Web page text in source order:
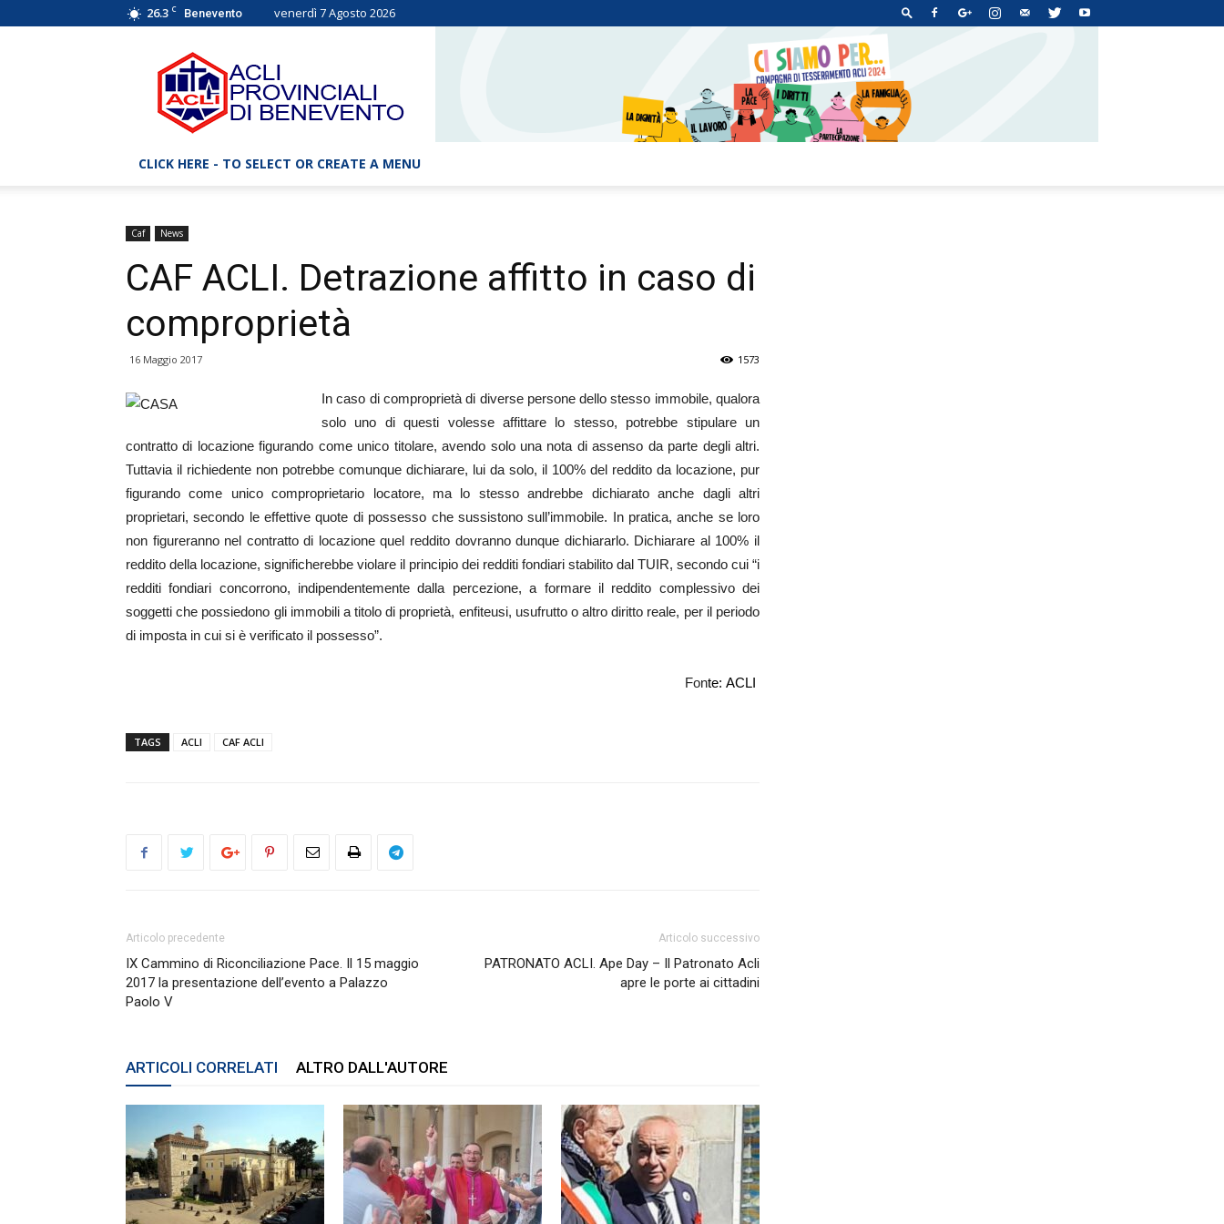
26.3 C Benevento venerdì 7 Agosto 2026
ACLI
Benevento
–
Associazioni
Cristiane
Lavoratori
CLICK HERE - TO SELECT OR CREATE A MENU
Caf News
CAF ACLI. Detrazione affitto in caso di
comproprietà
16 Maggio 2017 1573
In caso di comproprietà di diverse persone dello stesso immobile, qualora
solo uno di questi volesse affittare lo stesso, potrebbe stipulare un
contratto di locazione figurando come unico titolare, avendo solo una nota di assenso da parte degli altri.
Tuttavia il richiedente non potrebbe comunque dichiarare, lui da solo, il 100% del reddito da locazione, pur
figurando come unico comproprietario locatore, ma lo stesso andrebbe dichiarato anche dagli altri
proprietari, secondo le effettive quote di possesso che sussistono sull’immobile. In pratica, anche se loro
non figureranno nel contratto di locazione quel reddito dovranno dunque dichiararlo. Dichiarare al 100% il
reddito della locazione, significherebbe violare il principio dei redditi fondiari stabilito dal TUIR, secondo cui “i
redditi fondiari concorrono, indipendentemente dalla percezione, a formare il reddito complessivo dei
soggetti che possiedono gli immobili a titolo di proprietà, enfiteusi, usufrutto o altro diritto reale, per il periodo
di imposta in cui si è verificato il possesso”.
Fonte: ACLI
TAGS ACLI CAF ACLI
Articolo precedente
IX Cammino di Riconciliazione Pace. Il 15 maggio
2017 la presentazione dell’evento a Palazzo
Paolo V
Articolo successivo
PATRONATO ACLI. Ape Day – Il Patronato Acli
apre le porte ai cittadini
ARTICOLI CORRELATI ALTRO DALL'AUTORE